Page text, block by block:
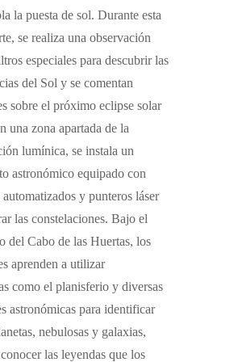
la puesta de sol. Durante esta
se realiza una observación
especiales para descubrir las
del Sol y se comentan
sobre el próximo eclipse solar
una zona apartada de la
lumínica, se instala un
astronómico equipado con
automatizados y punteros láser
las constelaciones. Bajo el
del Cabo de las Huertas, los
aprenden a utilizar
como el planisferio y diversas
astronómicas para identificar
nebulosas y galaxias,
las leyendas que los